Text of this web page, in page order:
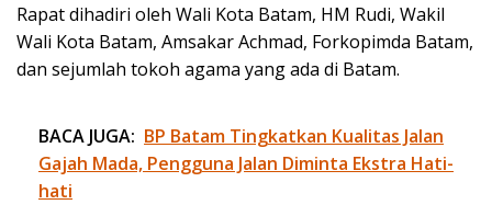
Rapat dihadiri oleh Wali Kota Batam, HM Rudi, Wakil
Wali Kota Batam, Amsakar Achmad, Forkopimda Batam,
dan sejumlah tokoh agama yang ada di Batam.
BACA JUGA: BP Batam Tingkatkan Kualitas Jalan
Gajah Mada, Pengguna Jalan Diminta Ekstra Hati-
hati